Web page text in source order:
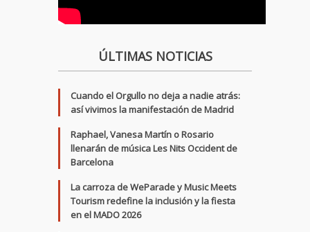
ÚLTIMAS NOTICIAS
Cuando el Orgullo no deja a nadie atrás:
así vivimos la manifestación de Madrid
Raphael, Vanesa Martín o Rosario
llenarán de música Les Nits Occident de
Barcelona
La carroza de WeParade y Music Meets
Tourism redefine la inclusión y la fiesta
en el MADO 2026